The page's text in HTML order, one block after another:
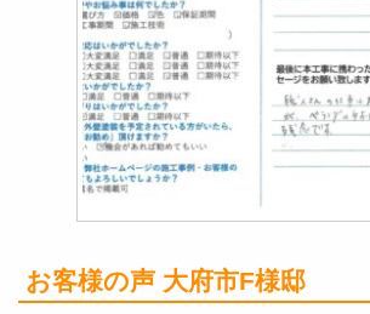
お客様の声 大府市F様邸